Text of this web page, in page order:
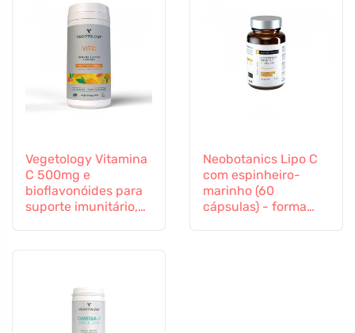
Vegetology Vitamina
C 500mg e
bioflavonóides para
suporte imunitário,
Neobotanics Lipo C
com espinheiro-
marinho (60
cápsulas) - forma